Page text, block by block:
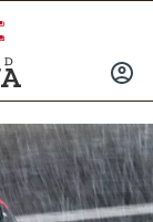
INICIAR